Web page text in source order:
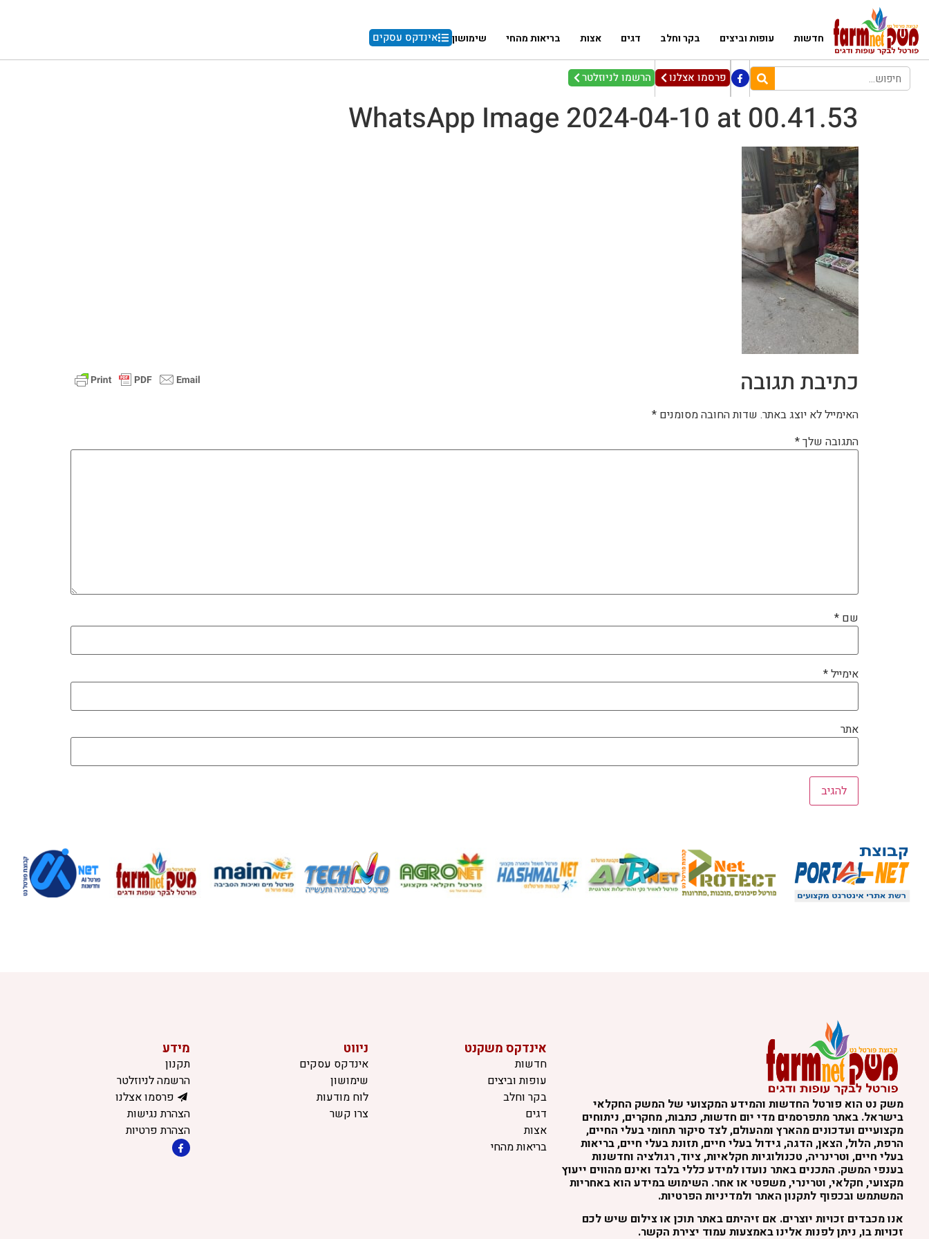
חדשות עופות וביצים בקר וחלב דגים אצות בריאות מהחי שימושון אינדקס עסקים
פרסמו אצלנו הרשמו לניוזלטר
WhatsApp Image 2024-04-10 at 00.41.53
כתיבת תגובה
האימייל לא יוצג באתר. שדות החובה מסומנים *
התגובה שלך*
שם *
אימייל*
אתר
משק נט הוא פורטל החדשות והמידע המקצועי של המשק החקלאי
בישראל. באתר מתפרסמים מדי יום חדשות, כתבות, מחקרים, ניתוחים
מקצועיים ועדכונים מהארץ ומהעולם, לצד סיקור תחומי בעלי החיים,
הרפת, הלול, הצאן, הדגה, גידול בעלי חיים, תזונת בעלי חיים, בריאות
בעלי חיים, וטרינריה, טכנולוגיות חקלאיות, ציוד, רגולציה וחדשנות
בענפי המשק. התכנים באתר נועדו למידע כללי בלבד ואינם מהווים ייעוץ
מקצועי, חקלאי, וטרינרי, משפטי או אחר. השימוש במידע הוא באחריות
המשתמש ובכפוף לתקנון האתר ולמדיניות הפרטיות.
אנו מכבדים זכויות יוצרים. אם זיהיתם באתר תוכן או צילום שיש לכם
זכויות בו, ניתן לפנות אלינו באמצעות עמוד יצירת הקשר.
אינדקס משקנט
חדשות
עופות וביצים
בקר וחלב
דגים
אצות
בריאות מהחי
ניווט
אינדקס עסקים
שימושון
לוח מודעות
צרו קשר
מידע
תקנון
הרשמה לניוזלטר
פרסמו אצלנו
הצהרת נגישות
הצהרת פרטיות